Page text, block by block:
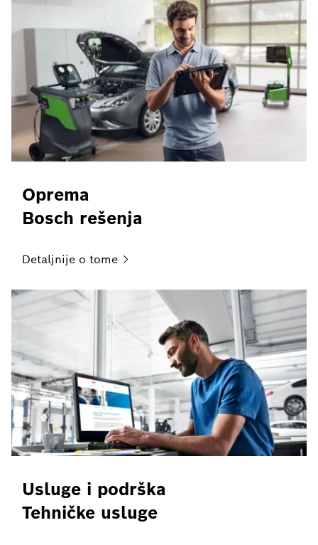
Oprema
Bosch rešenja
Detaljnije o tome
Usluge i podrška
Tehničke usluge